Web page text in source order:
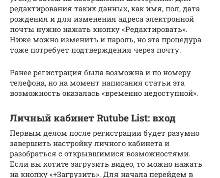
редактирования таких данных, как имя, пол, дата
рождения и для изменения адреса электронной
почты нужно нажать кнопку «Редактировать».
Ниже можно изменить и пароль, но эта процедура
тоже потребует подтверждения через почту.
Ранее регистрация была возможна и по номеру
телефона, но на момент написания статьи эта
возможность оказалась «временно недоступной».
Личный кабинет Rutube List: вход
Первым делом после регистрации будет разумно
завершить настройку личного кабинета и
разобраться с открывшимися возможностями.
Если вы хотите загрузить видео, то можно нажать
на кнопку «+Загрузить». Для начала перейдем в